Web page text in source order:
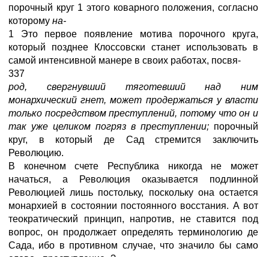
порочный круг 1 этого коварного положения, согласно
которому на-
1 Это первое появление мотива порочного круга,
который позднее Клоссовски станет использовать в
самой интенсивной манере в своих работах, посвя-
337
род, свергнувший тяготевший над ним
монархический гнет, может продержаться у власти
только посредством преступлений, потому что он и
так уже целиком погряз в преступлении; порочный
круг, в который де Сад стремится заключить
Революцию.
В конечном счете Республика никогда не может
начаться, а Революция оказывается подлинной
Революцией лишь постольку, поскольку она остается
монархией в состоянии постоянного восстания. А вот
теократический принцип, напротив, не ставится под
вопрос, он продолжает определять терминологию де
Сада, ибо в противном случае, что значило бы само